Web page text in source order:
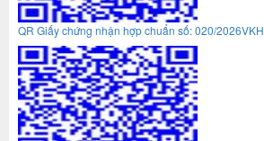
QR Giấy chứng nhận hợp chuẩn số: 020/2026VKH